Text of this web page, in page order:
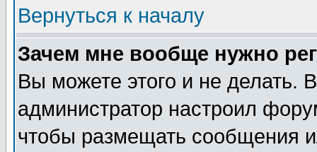
Вернуться к началу
Зачем мне вообще нужно
Вы можете этого и не делать.
администратор настроил
чтобы размещать сообщения